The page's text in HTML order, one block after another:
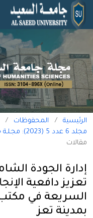
الرئيسية / المحفوظات
/
مجلد 6 عدد 5 (2023): مجـلـة جـامـعـة السـعيد للعلـوم الإنسـانية
مقالات
إدارة الجودة
تعزيز دافعية
السريعة في
بمدينة تعز